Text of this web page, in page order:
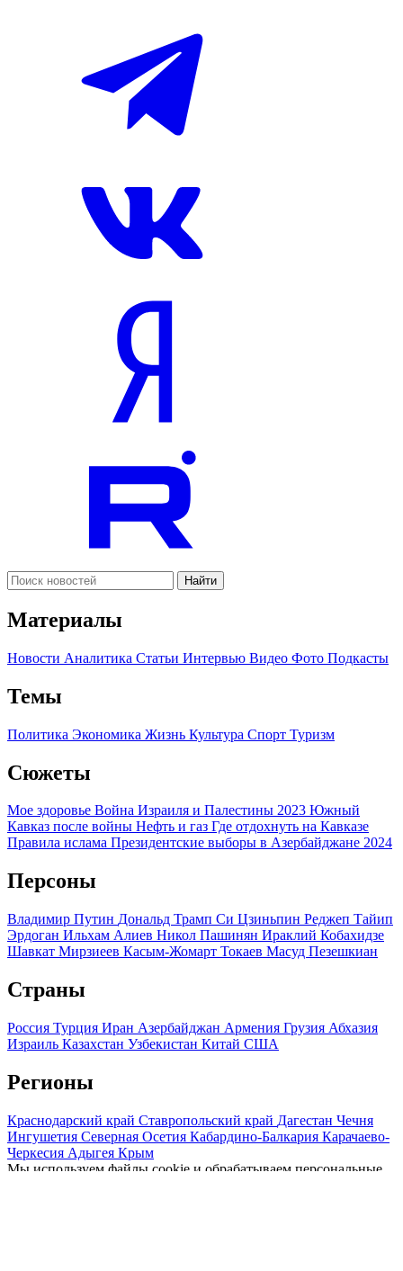
Найти
Материалы
Новости Аналитика Статьи Интервью Видео Фото Подкасты
Темы
Политика Экономика Жизнь Культура Спорт Туризм
Сюжеты
Мое здоровье Война Израиля и Палестины 2023 Южный
Кавказ после войны Нефть и газ Где отдохнуть на Кавказе
Правила ислама Президентские выборы в Азербайджане 2024
Персоны
Владимир Путин Дональд Трамп Си Цзиньпин Реджеп Тайип
Эрдоган Ильхам Алиев Никол Пашинян Ираклий Кобахидзе
Шавкат Мирзиеев Касым-Жомарт Токаев Масуд Пезешкиан
Страны
Россия Турция Иран Азербайджан Армения Грузия Абхазия
Израиль Казахстан Узбекистан Китай США
Регионы
Краснодарский край Ставропольский край Дагестан Чечня
Ингушетия Северная Осетия Кабардино-Балкария Карачаево-
Черкесия Адыгея Крым
Мы используем файлы cookie и обрабатываем персональные